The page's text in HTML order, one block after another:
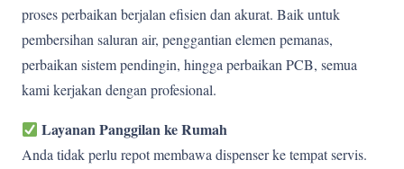
proses perbaikan berjalan efisien dan akurat. Baik untuk
pembersihan saluran air, penggantian elemen pemanas,
perbaikan sistem pendingin, hingga perbaikan PCB, semua
kami kerjakan dengan profesional.
Layanan Panggilan ke Rumah
Anda tidak perlu repot membawa dispenser ke tempat servis.